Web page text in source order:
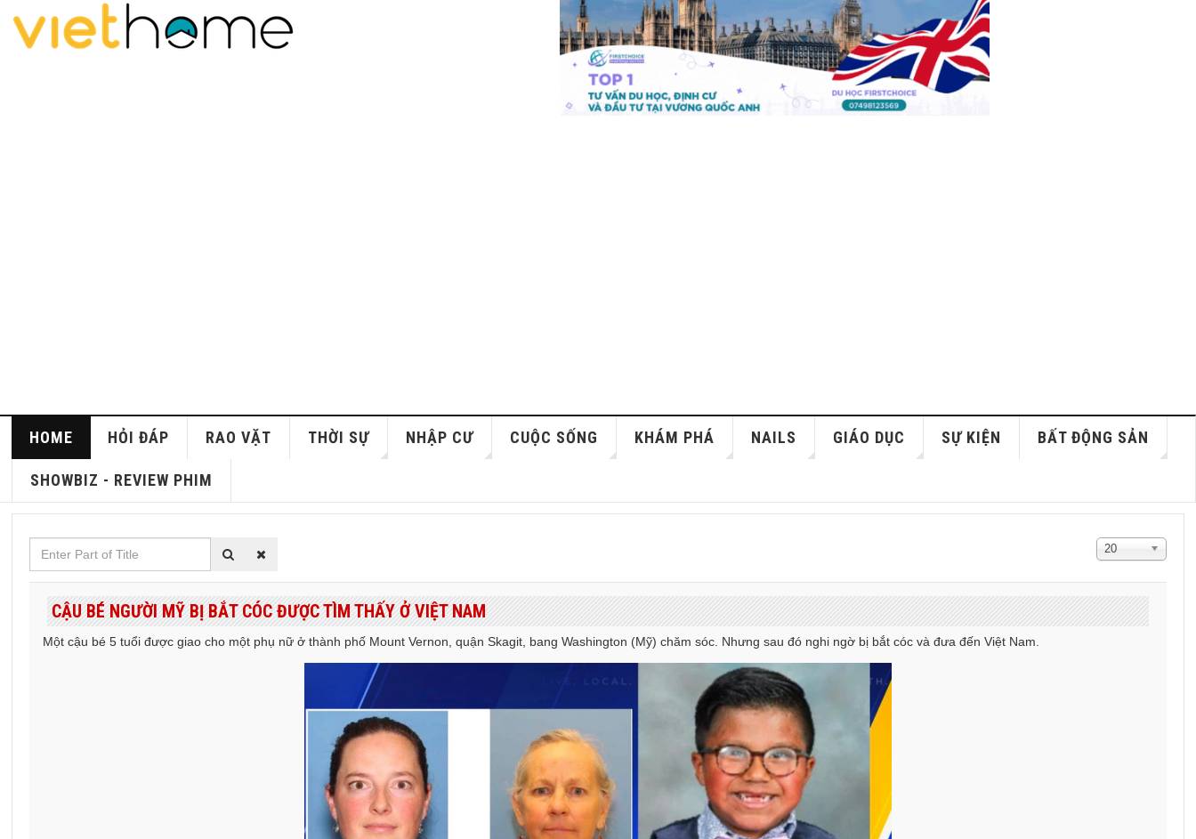
HOME HỎI ĐÁP RAO VẶT THỜI SỰ NHẬP CƯ CUỘC SỐNG KHÁM PHÁ NAILS GIÁO DỤC SỰ KIỆN BẤT ĐỘNG SẢN
SHOWBIZ - REVIEW PHIM
Enter
Part
Title
Hiển
20
CẬU BÉ NGƯỜI MỸ BỊ BẮT CÓC ĐƯỢC TÌM THẤY Ở VIỆT NAM
Một cậu bé 5 tuổi được giao cho một phụ nữ ở thành phố Mount Vernon, quận Skagit, bang Washington (Mỹ) chăm sóc. Nhưng sau đó nghi ngờ bị bắt cóc và đưa đến Việt Nam.